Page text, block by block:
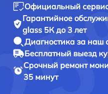
Официальный
Гарантийное
glass 5К до 3 лет
Диагностика за наш
Бесплатный выезд
Срочный ремонт
35 минут